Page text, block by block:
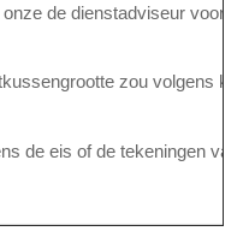
de dienstadviseur voor
zou volgens
de eis of de tekeningen